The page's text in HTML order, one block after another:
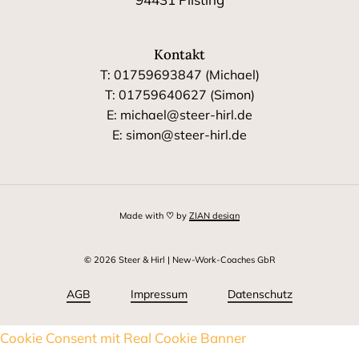
Kontakt
T: 01759693847 (Michael)
T: 01759640627 (Simon)
E: michael@steer-hirl.de
E: simon@steer-hirl.de
Made with ♡ by ZIAN design
© 2026 Steer & Hirl | New-Work-Coaches GbR
AGB Impressum Datenschutz
Cookie Consent mit Real Cookie Banner